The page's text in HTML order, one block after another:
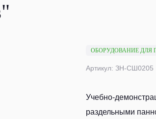
ОБОРУДОВАНИЕ ДЛЯ
Артикул: ЗН-СШ0205
Учебно-
раздельными